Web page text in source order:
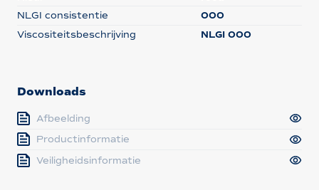
NLGI consistentie
000
Viscositeitsbeschrijving
NLGI 000
Downloads
Afbeelding
Productinformatie
Veiligheidsinformatie